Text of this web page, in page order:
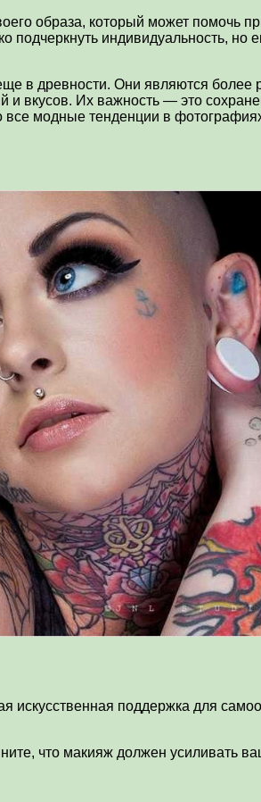
образа, который может помочь
подчеркнуть индивидуальность,
в древности. Они являются
и вкусов. Их важность — это
все модные тенденции в
искусственная поддержка для
что макияж должен усиливать